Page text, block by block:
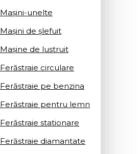
Mașini-unelte
Mașini de șlefuit
Mașinе de lustruit
Ferăstraie circulare
Ferăstraie pe benzina
Ferăstraie pentru lemn
Ferăstraie stationare
Ferăstraie diamantate